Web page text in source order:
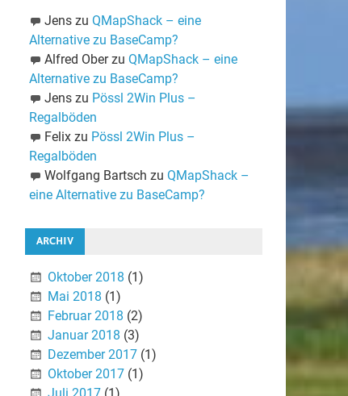
Jenszu QMapShack – eine
Alternative zu BaseCamp?
Alfred Oberzu QMapShack – eine
Alternative zu BaseCamp?
Jenszu Pössl 2Win Plus –
Regalböden
Felixzu Pössl 2Win Plus –
Regalböden
Wolfgang Bartsch zu QMapShack –
eine Alternative zu BaseCamp?
ARCHIV
Oktober 2018 (1)
Mai 2018 (1)
Februar 2018 (2)
Januar 2018 (3)
Dezember 2017(1)
Oktober 2017(1)
Juli 2017(1)